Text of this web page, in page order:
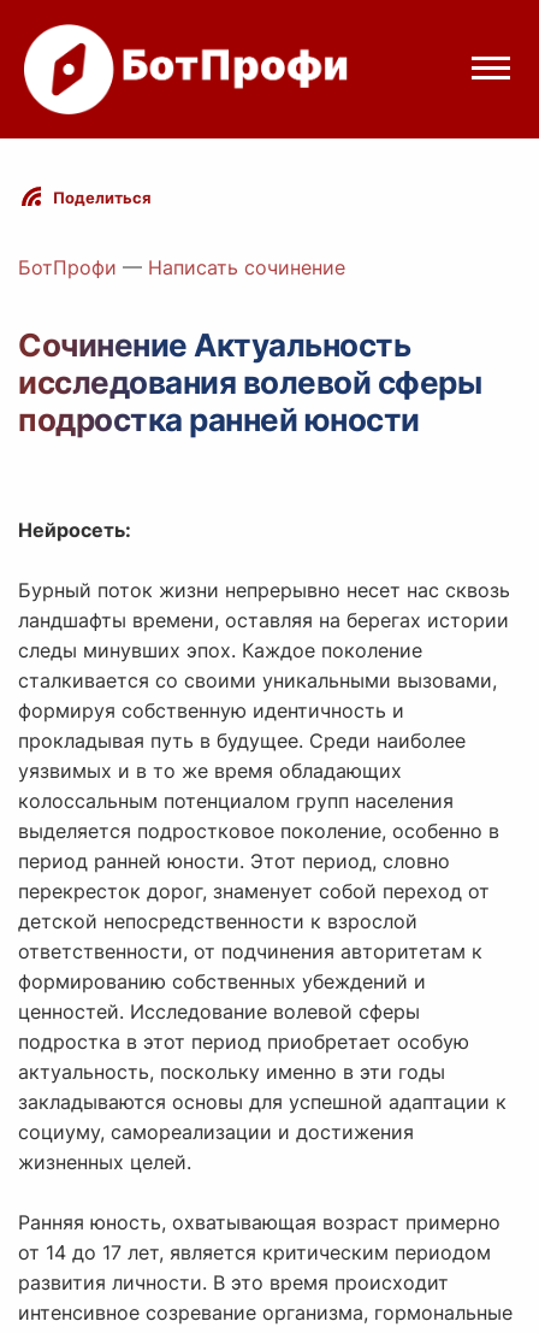
Режимы бота
Цены
Вход с Telegram
Поделиться
БотПрофи — Написать сочинение
Сочинение Актуальность
исследования волевой сферы
подростка ранней юности
Нейросеть:
Бурный поток жизни непрерывно несет нас сквозь
ландшафты времени, оставляя на берегах истории
следы минувших эпох. Каждое поколение
сталкивается со своими уникальными вызовами,
формируя собственную идентичность и
прокладывая путь в будущее. Среди наиболее
уязвимых и в то же время обладающих
колоссальным потенциалом групп населения
выделяется подростковое поколение, особенно в
период ранней юности. Этот период, словно
перекресток дорог, знаменует собой переход от
детской непосредственности к взрослой
ответственности, от подчинения авторитетам к
формированию собственных убеждений и
ценностей. Исследование волевой сферы
подростка в этот период приобретает особую
актуальность, поскольку именно в эти годы
закладываются основы для успешной адаптации к
социуму, самореализации и достижения
жизненных целей.
Ранняя юность, охватывающая возраст примерно
от 14 до 17 лет, является критическим периодом
развития личности. В это время происходит
интенсивное созревание организма, гормональные